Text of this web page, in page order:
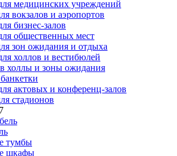
медицинских учреждений
вокзалов и аэропортов
бизнес-залов
общественных мест
зон ожидания и отдыха
холлов и вестибюлей
холлы и зоны ожидания
актовых и конференц-залов
стадионов
тумбы
шкафы